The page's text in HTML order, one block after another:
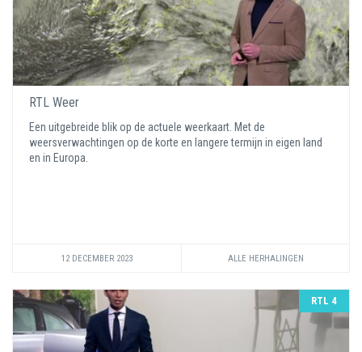
RTL Weer
Een uitgebreide blik op de actuele weerkaart. Met de
weersverwachtingen op de korte en langere termijn in eigen land
en in Europa.
12 DECEMBER 2023 ALLE HERHALINGEN
RTL 4